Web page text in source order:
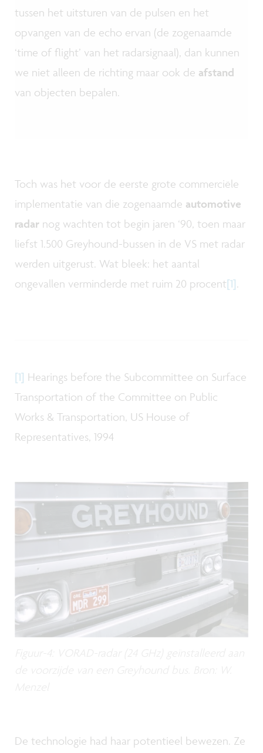
tussen het uitsturen van de pulsen en het
opvangen van de echo ervan (de zogenaamde
‘time of flight’ van het radarsignaal), dan kunnen
we niet alleen de richting maar ook de afstand
van objecten bepalen.
Toch was het voor de eerste grote commerciële
implementatie van die zogenaamde automotive
radar nog wachten tot begin jaren ‘90, toen maar
liefst 1.500 Greyhound-bussen in de VS met radar
werden uitgerust. Wat bleek: het aantal
ongevallen verminderde met ruim 20 procent[1].
[1] Hearings before the Subcommittee on Surface
Transportation of the Committee on Public
Works & Transportation, US House of
Representatives, 1994
De technologie had haar potentieel bewezen. Ze